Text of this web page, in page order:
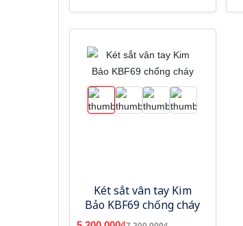
Két sắt vân tay Kim
Bảo KBF69 chống cháy